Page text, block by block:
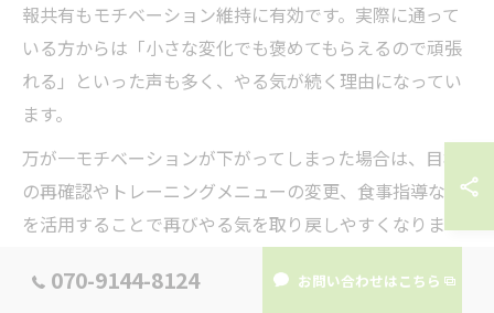
報共有もモチベーション維持に有効です。実際に通って
いる方からは「小さな変化でも褒めてもらえるので頑張
れる」といった声も多く、やる気が続く理由になってい
ます。
万が一モチベーションが下がってしまった場合は、目標
の再確認やトレーニングメニューの変更、食事指導など
を活用することで再びやる気を取り戻しやすくなりま
口となるでしょう。
070-9144-8124 お問い合わせはこちら